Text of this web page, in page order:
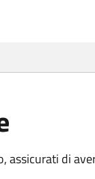
assicurati di